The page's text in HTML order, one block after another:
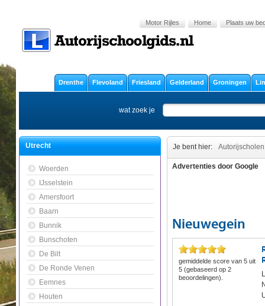
Motor Rijles Home Plaats uw
Drenthe Flevoland Friesland Gelderland Groningen
wat zoek je
Utrecht
Woerden
IJsselstein
Amersfoort
Baarn
Bunnik
Bunschoten
De Bilt
De Ronde Venen
Eemnes
Houten
Je bent hier: Autorijscholen
Advertenties door Google
Nieuwegein
gemiddelde score van 5 uit
5 (gebaseerd op 2
beoordelingen).